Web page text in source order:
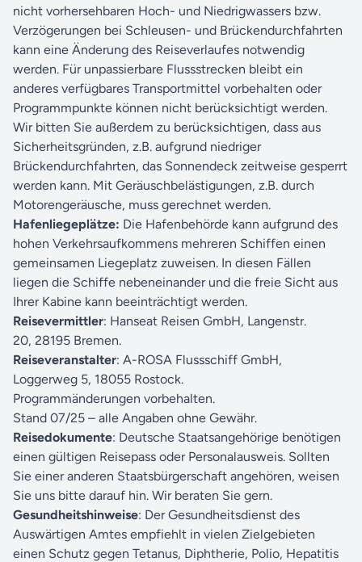
nicht vorhersehbaren Hoch- und Niedrigwassers bzw.
Verzögerungen bei Schleusen- und Brückendurchfahrten
kann eine Änderung des Reiseverlaufes notwendig
werden. Für unpassierbare Flussstrecken bleibt ein
anderes verfügbares Transportmittel vorbehalten oder
Programmpunkte können nicht berücksichtigt werden.
Wir bitten Sie außerdem zu berücksichtigen, dass aus
Sicherheitsgründen, z.B. aufgrund niedriger
Brückendurchfahrten, das Sonnendeck zeitweise gesperrt
werden kann. Mit Geräuschbelästigungen, z.B. durch
Motorengeräusche, muss gerechnet werden.
Hafenliegeplätze: Die Hafenbehörde kann aufgrund des
hohen Verkehrsaufkommens mehreren Schiffen einen
gemeinsamen Liegeplatz zuweisen. In diesen Fällen
liegen die Schiffe nebeneinander und die freie Sicht aus
Ihrer Kabine kann beeinträchtigt werden.
Reisevermittler: Hanseat Reisen GmbH, Langenstr.
20, 28195 Bremen.
Reiseveranstalter: A-ROSA Flussschiff GmbH,
Loggerweg 5, 18055 Rostock.
Programmänderungen vorbehalten.
Stand 07/25 – alle Angaben ohne Gewähr.
Reisedokumente: Deutsche Staatsangehörige benötigen
einen gültigen Reisepass oder Personalausweis. Sollten
Sie einer anderen Staatsbürgerschaft angehören, weisen
Sie uns bitte darauf hin. Wir beraten Sie gern.
Gesundheitshinweise: Der Gesundheitsdienst des
Auswärtigen Amtes empfiehlt in vielen Zielgebieten
einen Schutz gegen Tetanus, Diphtherie, Polio, Hepatitis